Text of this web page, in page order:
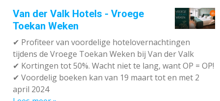
Van der Valk Hotels - Vroege
Toekan Weken
✔ Profiteer van voordelige hotelovernachtingen
tijdens de Vroege Toekan Weken bij Van der Valk
✔ Kortingen tot 50%. Wacht niet te lang, want OP = OP!
✔ Voordelig boeken kan van 19 maart tot en met 2
april 2024